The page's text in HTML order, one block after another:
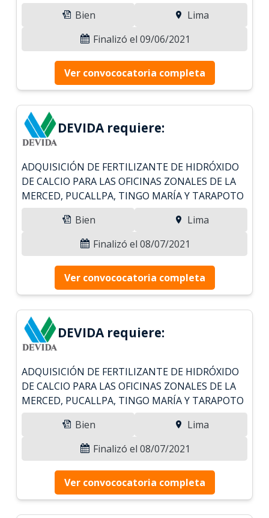
Bien
Lima
Finalizó el 09/06/2021
Ver convococatoria completa
DEVIDA requiere:
ADQUISICIÓN DE FERTILIZANTE DE HIDRÓXIDO
DE CALCIO PARA LAS OFICINAS ZONALES DE LA
MERCED, PUCALLPA, TINGO MARÍA Y TARAPOTO
Bien
Lima
Finalizó el 08/07/2021
Ver convococatoria completa
DEVIDA requiere:
ADQUISICIÓN DE FERTILIZANTE DE HIDRÓXIDO
DE CALCIO PARA LAS OFICINAS ZONALES DE LA
MERCED, PUCALLPA, TINGO MARÍA Y TARAPOTO
Bien
Lima
Finalizó el 08/07/2021
Ver convococatoria completa